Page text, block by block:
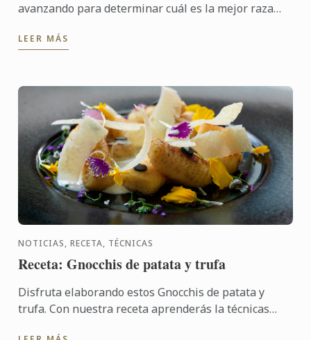
avanzando para determinar cuál es la mejor raza
basada en el ...
LEER MÁS
NOTICIAS, RECETA, TÉCNICAS
Receta: Gnocchis de patata y trufa
Disfruta elaborando estos Gnocchis de patata y
trufa. Con nuestra receta aprenderás la técnicas